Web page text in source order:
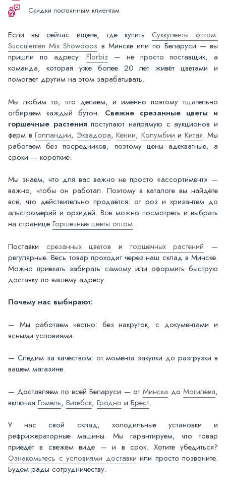
Скидки постоянным клиентам
Если вы сейчас ищете, где купить Суккуленты оптом:
Succulenten Mix Showdoos в Минске или по Беларуси — вы
пришли по адресу.Florbiz — не просто поставщик, а
команда, которая уже более 20 лет живёт цветами и
помогает другим на этом зарабатывать.
Мы любим то, что делаем, и именно поэтому тщательно
отбираем каждый бутон. Свежие срезанные цветы и
горшечные растения поступают напрямую с аукционов и
ферм в Голландии, Эквадора, Кении, Колумбии и Китая. Мы
работаем без посредников, поэтому цены адекватные, а
сроки — короткие.
Мы знаем, что для вас важно не просто «ассортимент» —
важно, чтобы он работал. Поэтому в каталоге вы найдёте
всё, что действительно продаётся: от роз и хризантем до
альстромерий и орхидей. Всё можно посмотреть и выбрать
на странице Горшечные цветы оптом.
Поставки срезанных цветов и горшечных растений —
регулярные. Весь товар проходит через наш склад в Минске.
Можно приехать забирать самому или оформить быструю
доставку по вашему адресу.
Почему нас выбирают:
— Мы работаем честно: без накруток, с документами и
ясными условиями.
— Следим за качеством: от момента закупки до разгрузки в
вашем магазине.
— Доставляем по всей Беларуси — отМинска доМогилёва,
включая Гомель, Витебск, Гродно и Брест.
У нас свой склад, холодильные установки и
рефрижераторные машины. Мы гарантируем, что товар
приедет в свежем виде — и в срок. Хотите убедиться?
Ознакомьтесь с условиями доставки или просто позвоните.
Будем рады сотрудничеству.